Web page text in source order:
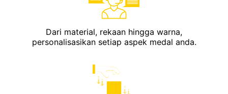
Dari material, rekaan hingga warna,
personalisasikan setiap aspek medal anda.